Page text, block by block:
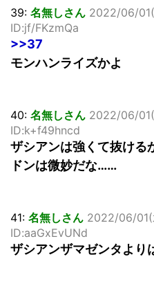
39: 名無しさん 2022/06/
ID:jf/FKzmQa
>>37
モンハンライズかよ
40: 名無しさん 2022/06/
ID:k+f49hncd
ザシアンは強くて抜ける
ドンは微妙だな……
41: 名無しさん 2022/06/01(
ID:aaGxEvUNd
ザシアンザマゼンタより